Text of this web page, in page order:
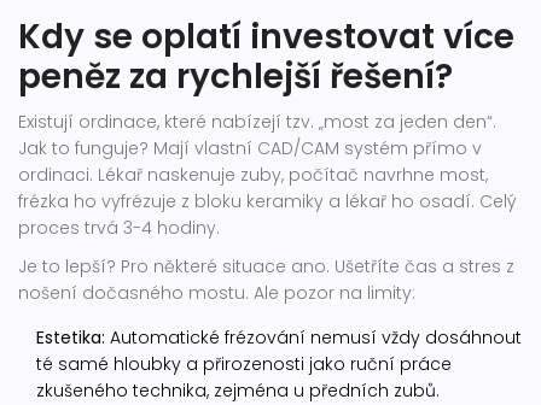
Kdy se oplatí investovat více
peněz za rychlejší řešení?
Existují ordinace, které nabízejí tzv. „most za jeden den“.
Jak to funguje? Mají vlastní CAD/CAM systém přímo v
ordinaci. Lékař naskenuje zuby, počítač navrhne most,
frézka ho vyfrézuje z bloku keramiky a lékař ho osadí. Celý
proces trvá 3-4 hodiny.
Je to lepší? Pro některé situace ano. Ušetříte čas a stres z
nošení dočasného mostu. Ale pozor na limity:
Estetika: Automatické frézování nemusí vždy dosáhnout
té samé hloubky a přirozenosti jako ruční práce
zkušeného technika, zejména u předních zubů.